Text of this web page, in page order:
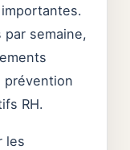
par semaine,
prévention
RH.
les